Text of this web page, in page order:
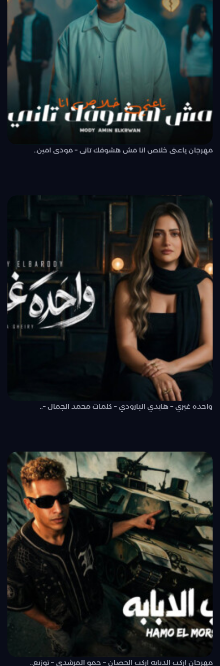
مهرجان ياعنى خلاص انا مش هشوفك تانى – مودى امين..
واحده غيري – هايدي البارودي – كلمات محمد الجمال –..
مهرجان اركب الدبابه اركب الحصان – حمو المرشدي – توزيع..